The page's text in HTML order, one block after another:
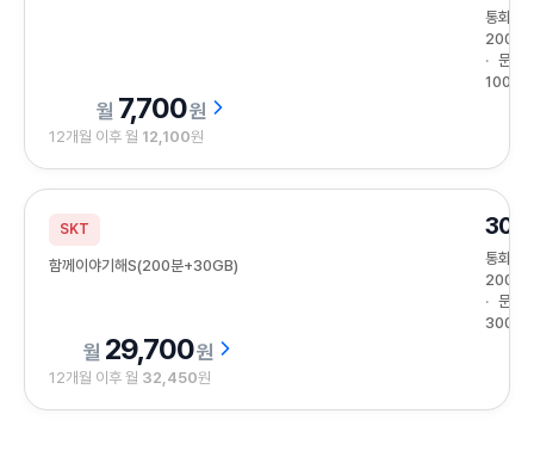
통화
200분
문자
100건
7,700원
12개월 이후 월 12,100원
SKT
함께이야기해S(200분+30GB)
통화
200분
문자
300건
29,700원
12개월 이후 월 32,450원